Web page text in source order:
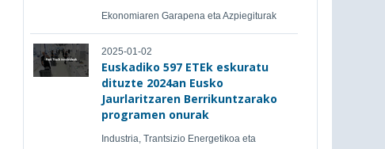
Ekonomiaren Garapena eta Azpiegiturak
2025-01-02
Euskadiko 597 ETEk eskuratu
dituzte 2024an Eusko
Jaurlaritzaren Berrikuntzarako
programen onurak
Industria, Trantsizio Energetikoa eta